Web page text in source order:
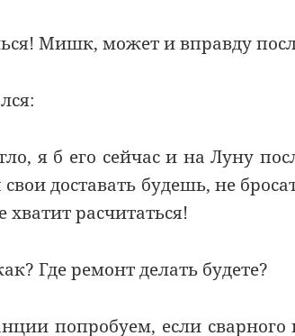
Мишк, может и вправду
я б его сейчас и на Луну
доставать будешь, не
расчитаться!
Где ремонт делать будете?
попробуем, если